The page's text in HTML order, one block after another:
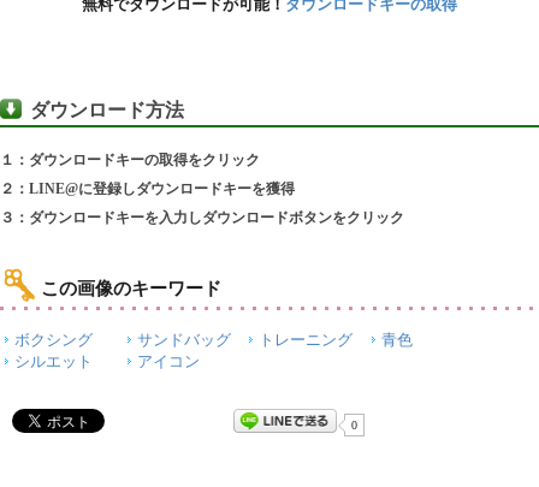
無料でダウンロードが可能！ ダウンロードキーの取得
ダウンロード方法
１：ダウンロードキーの取得をクリック
２：LINE@に登録しダウンロードキーを獲得
３：ダウンロードキーを入力しダウンロードボタンをクリック
この画像のキーワード
ボクシング サンドバッグ トレーニング
青色
シルエット
アイコン
0